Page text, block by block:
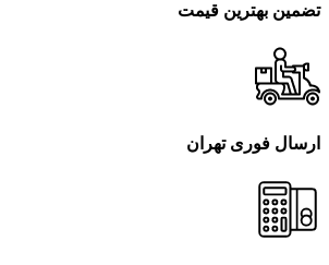
تضمین بهترین قیمت
ارسال فوری تهران